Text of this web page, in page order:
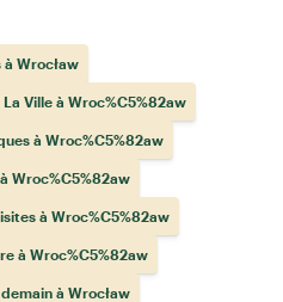
à Wrocław
Ville à Wroc%C5%82aw
à Wroc%C5%82aw
Wroc%C5%82aw
à Wroc%C5%82aw
à Wroc%C5%82aw
à Wrocław